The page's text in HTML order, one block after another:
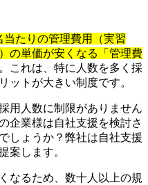
当たりの管理費用（実習
の単価が安くなる「管理費
これは、特に人数を多く採
ットが大きい制度です。
用人数に制限がありません
企業様は自社支援を検討さ
しょうか？弊社は自社支援
案します。
なるため、数十人以上の規